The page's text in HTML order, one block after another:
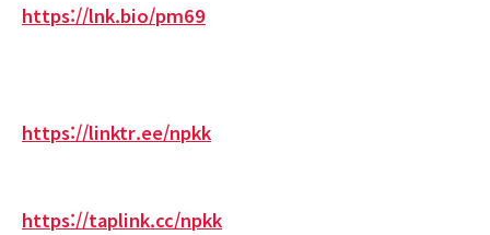
https://lnk.bio/pm69
https://linktr.ee/npkk
https://taplink.cc/npkk